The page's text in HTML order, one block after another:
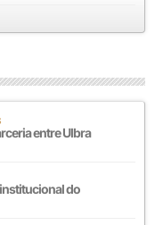
entre Ulbra
do